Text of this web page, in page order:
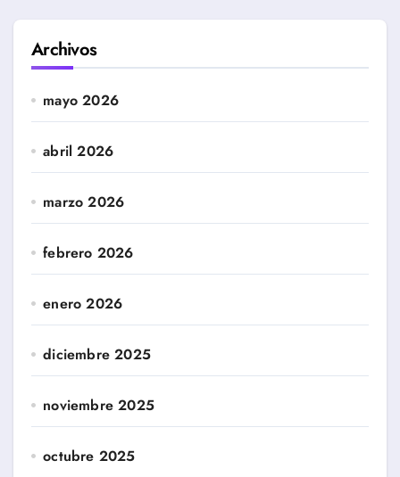
Archivos
mayo 2026
abril 2026
marzo 2026
febrero 2026
enero 2026
diciembre 2025
noviembre 2025
octubre 2025